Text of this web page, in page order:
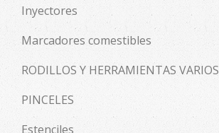
Inyectores
Marcadores comestibles
RODILLOS Y HERRAMIENTAS VARIOS
PINCELES
Estenciles